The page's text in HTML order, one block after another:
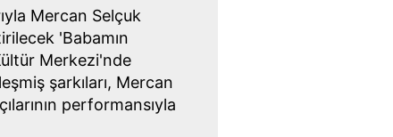
Mercan Selçuk
'Babamın
Merkezi'nde
şarkıları, Mercan
performansıyla